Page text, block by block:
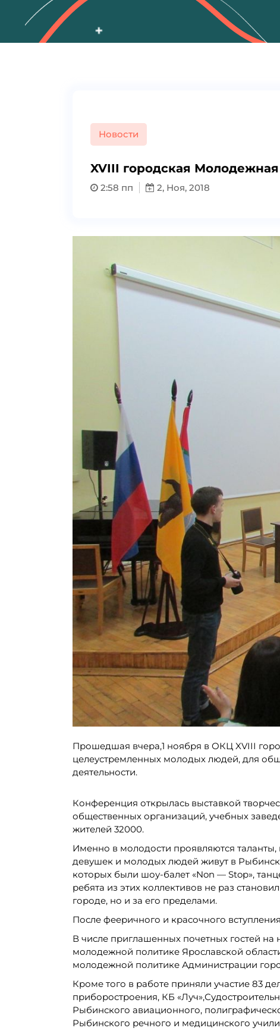
Новости
XVIII городская
2:58 пп 2, Ноя, 2018
Прошедшая вчера,1 ноября в ОКЦ XVIII
целеустремленных молодых людей, для
деятельности.
Конференция открылась выставкой
общественных организаций, учебных
жителей 32000.
Именно в молодости проявляются
девушек и молодых людей живут в
которых были шоу-балет «Non — Stop»,
ребята из этих коллективов не раз
городе, но и за его пределами.
После фееричного и красочного
В числе приглашенных почетных гостей на
молодежной политике Ярославской
молодежной политике Администрации
Кроме того в работе приняли участие 83
приборостроения, КБ
Рыбинского авиационного,
Рыбинского речного и медицинского